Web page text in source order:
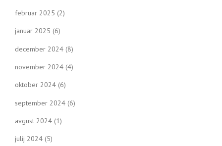
februar 2025 (2)
januar 2025 (6)
december 2024 (8)
november 2024 (4)
oktober 2024 (6)
september 2024 (6)
avgust 2024 (1)
julij 2024 (5)